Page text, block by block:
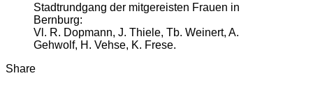
Stadtrundgang der mitgereisten Frauen in
Bernburg:
Vl. R. Dopmann, J. Thiele, Tb. Weinert, A.
Gehwolf, H. Vehse, K. Frese.
Share